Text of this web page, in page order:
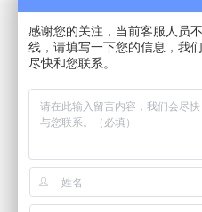
Finck
感谢您的关注，当前客服人员
线，请填写一下您的信息，我
尽快和您联系。